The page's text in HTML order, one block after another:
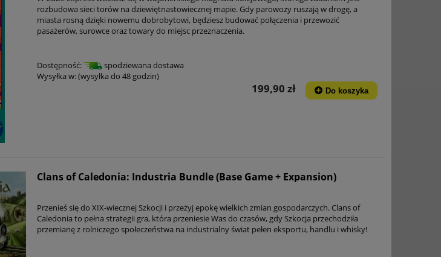
rozbudowa sieci torów na dziewiętnastowiecznej mapie. Gdy parowozy ruszają w drogę, a
miasta rosną dzięki nowemu dobrobytowi, będziesz budować połączenia i przewozić
pasażerów, surowce oraz towary do miejsc przeznaczenia.
Dostępność:
spodziewana dostawa
Wysyłka w:(wysyłka do 48 godzin)
199,90 zł Do koszyka
Clans of Caledonia: Industria Bundle (Base Game + Expansion)
Przenieś się do XIX-wiecznej Szkocji i przeżyj epokę wielkich zmian gospodarczych. Clans of
Caledonia to pełna strategii gra, która przeniesie Was do czasów, gdy Szkocja przechodziła
przemianę z rolniczego społeczeństwa na industrialny świat pełen eksportu, handlu i whisky!